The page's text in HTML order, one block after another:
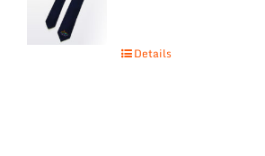
Details